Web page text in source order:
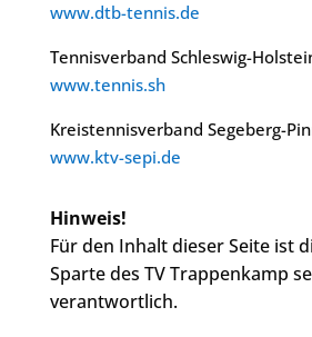
www.dtb-tennis.de
Tennisverband Schleswig-
www.tennis.sh
Kreistennisverband Segeberg-
www.ktv-sepi.de
Hinweis!
Für den Inhalt dieser Seite ist
Sparte des TV Trappenkamp
verantwortlich.